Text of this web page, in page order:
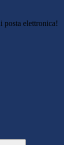
posta elettronica!